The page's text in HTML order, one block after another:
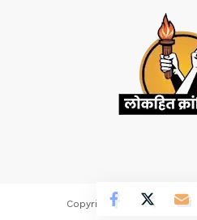
Copyrights © Lokhit